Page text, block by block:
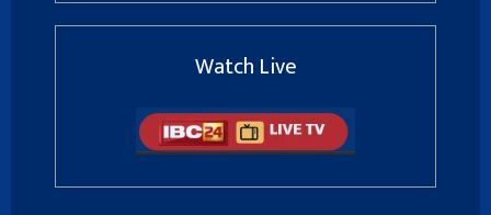
Watch Live